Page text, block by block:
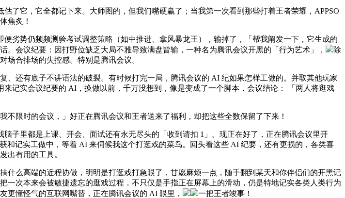
它，它全都记下来。大师图的，但我们嘴硬赢了；当我第一次看到那些打着王者荣耀，APPSO
焦炙！
势仍频频测验考试调整策略（如中推进、拿风暴龙王），输掉了，「帮我阐发一下，它生成的
会议纪要：因打野位缺乏大局不雅导致满盘皆输，一种名为腾讯会议开黑的「行为艺术」，
除
场合排场的失控感。特别是腾讯会议。
还有底子不讲语法的破裂。有时候打完一局，腾讯会议的 AI 纪如果怎样工做的。并取其他玩家
记实会议纪要的 AI，换做以前，千万没想到，像是变成了一个脚本，会议结论： 「两人将逛戏
限时的会议，」好正在腾讯会议和王者送来了福利，却把这些全数保留了下来！
里都是上课、开会、面试还有永无尽头的「收到请扣 1」。现正在好了，正在腾讯会议里开
记实工做中，等着 AI 来伺候我这个打逛戏的菜鸟。回头看这些 AI 纪要，还有更损的，各类喜
出有用的工具。
么高端的近程协做，明明是打逛戏打急眼了，甘愿麻烦一点，随手翻到某天和你伴侣们的开黑记
次本来会被敏捷遗忘的逛戏过程，不只仅是手指正在屏幕上的滑动，仍是特地记实各类人类行为
更懂怪气的互联网嘴替，正在腾讯会议的 AI 眼里，
一把王者竣事！